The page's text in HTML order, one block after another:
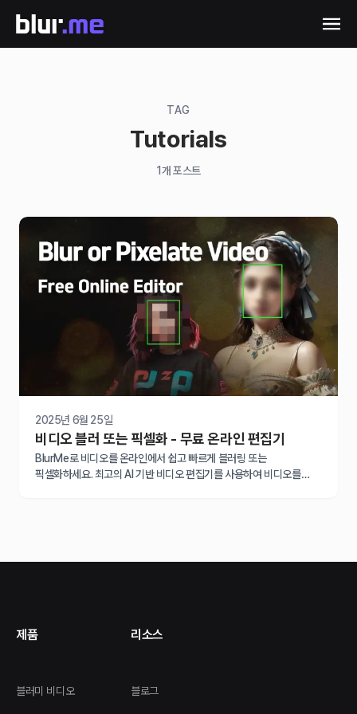
TAG
Tutorials
1개 포스트
2025년 6월 25일
비디오 블러 또는 픽셀화 - 무료 온라인 편집기
BlurMe로 비디오를 온라인에서 쉽고 빠르게 블러링 또는
픽셀화하세요. 최고의 AI 기반 비디오 편집기를 사용하여 비디오를
제품
블러미 비디오
리소스
블로그